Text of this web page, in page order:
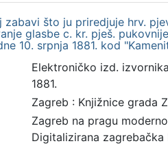
zabavi što ju priredjuje hrv.
glasbe c. kr. pješ.
10. srpnja 1881. kod
Elektroničko izd.
1881.
Zagreb : Knjižnice grada
Zagreb na pragu
Digitalizirana zagrebačka